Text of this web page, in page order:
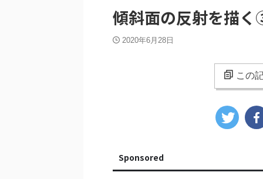
傾斜面の反射を描
2020年6月28日
この
Sponsored